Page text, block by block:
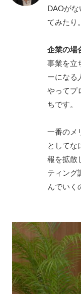
DAOが
てみたり。
企業の場
事業を立
ーになる
やってプ
ちです。
一番のメ
としてな
報を拡散
ティング
んでいく